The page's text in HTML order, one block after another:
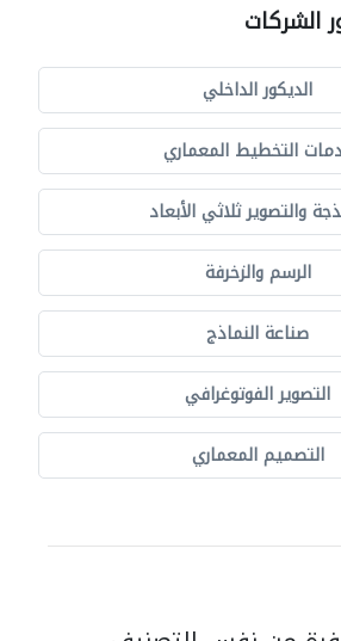
الشركات
الديكور الداخلي
التخطيط المعماري
والتصوير ثلاثي الأبعاد
الرسم والزخرفة
صناعة النماذج
التصوير الفوتوغرافي
التصميم المعماري